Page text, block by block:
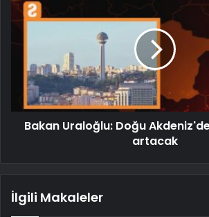
Bakan Uraloğlu: Doğu
artacak
İlgili Makaleler